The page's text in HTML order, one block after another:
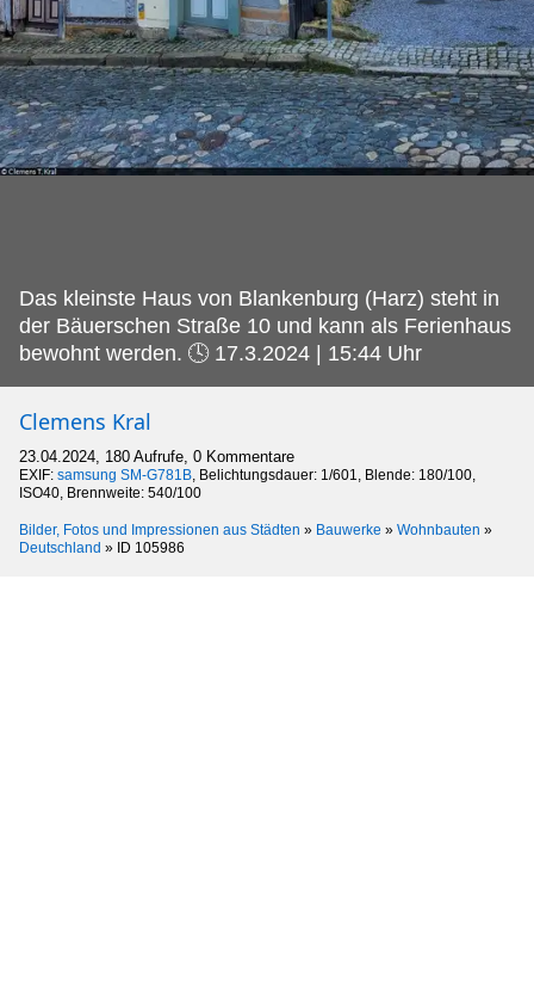
Das kleinste Haus von Blankenburg (Harz) steht in
der Bäuerschen Straße 10 und kann als Ferienhaus
bewohnt werden. 🕓 17.3.2024 | 15:44 Uhr
Clemens Kral
23.04.2024, 180 Aufrufe, 0 Kommentare
EXIF: samsung SM-G781B, Belichtungsdauer: 1/601, Blende: 180/100,
ISO40, Brennweite: 540/100
Bilder, Fotos und Impressionen aus Städten » Bauwerke » Wohnbauten »
Deutschland » ID 105986